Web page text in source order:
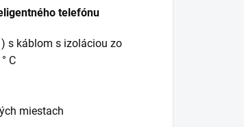
telefónu
s káblom s izoláciou zo
C
miestach